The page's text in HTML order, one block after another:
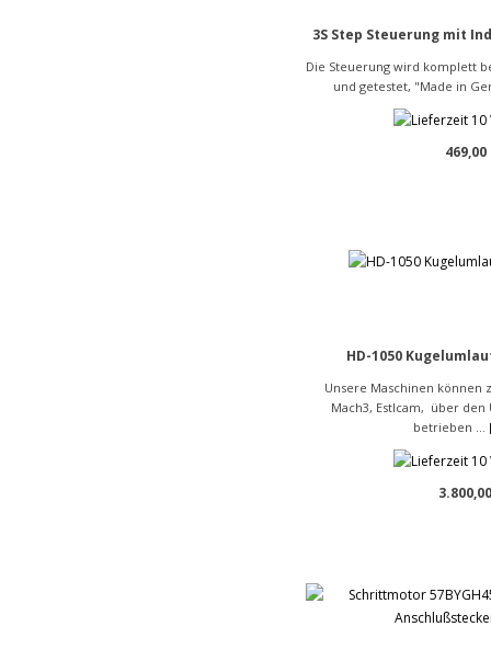
3S Step Steuerung mit
Die Steuerung wird komplett
und getestet, "Made in
469,00
HD-1050
Unsere Maschinen können
Mach3, Estlcam, über den
betrieben ...